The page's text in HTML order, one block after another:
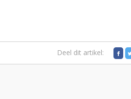
Deel dit artikel: